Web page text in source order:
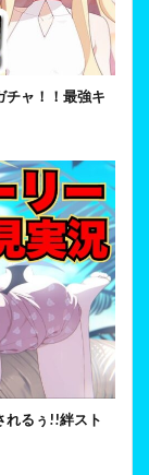
チャ！！最強キ
れるぅ!!絆スト